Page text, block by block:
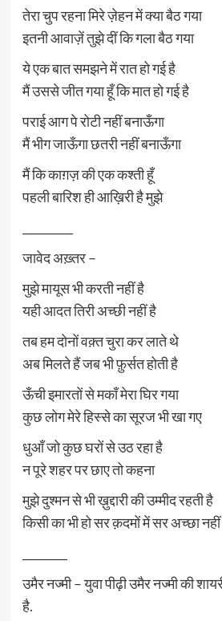
तेरा चुप रहना मिरे ज़ेहन में क्या बैठ गया
इतनी आवाज़ें तुझे दीं कि गला बैठ गया
ये एक बात समझने में रात हो गई है
मैं उससे जीत गया हूँ कि मात हो गई है
पराई आग पे रोटी नहीं बनाऊँगा
मैं भीग जाऊँगा छतरी नहीं बनाऊँगा
मैं कि काग़ज़ की एक कश्ती हूँ
पहली बारिश ही आख़िरी है मुझे
जावेद अख़्तर –
मुझे मायूस भी करती नहीं है
यही आदत तिरी अच्छी नहीं है
तब हम दोनों वक़्त चुरा कर लाते थे
अब मिलते हैं जब भी फ़ुर्सत होती है
ऊँची इमारतों से मकाँ मेरा घिर गया
कुछ लोग मेरे हिस्से का सूरज भी खा गए
धुआँ जो कुछ घरों से उठ रहा है
न पूरे शहर पर छाए तो कहना
मुझे दुश्मन से भी ख़ुद्दारी की उम्मीद रहती है
किसी का भी हो सर क़दमों में सर अच्छा
उमैर नज्मी – युवा पीढ़ी उमैर नज्मी की
है.